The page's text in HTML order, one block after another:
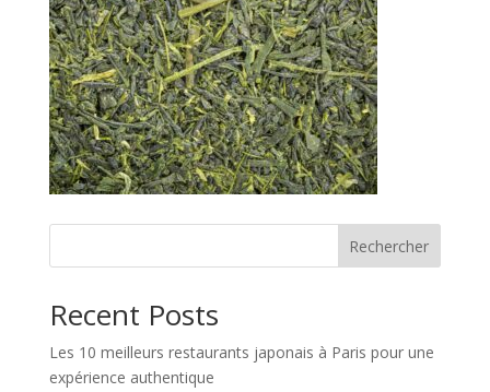
Rechercher
Recent Posts
Les 10 meilleurs restaurants japonais à Paris pour une
expérience authentique